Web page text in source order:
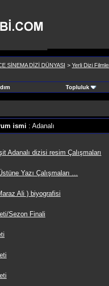
SİNEMA DİZİ DÜNYASI > Yerli Dizi
Topluluk
ismi : Adanalı
Adanalı dizisi resim Çalışmaları
Yazı Çalışmaları ...
Ali ) biyografisi
Sezon Finali